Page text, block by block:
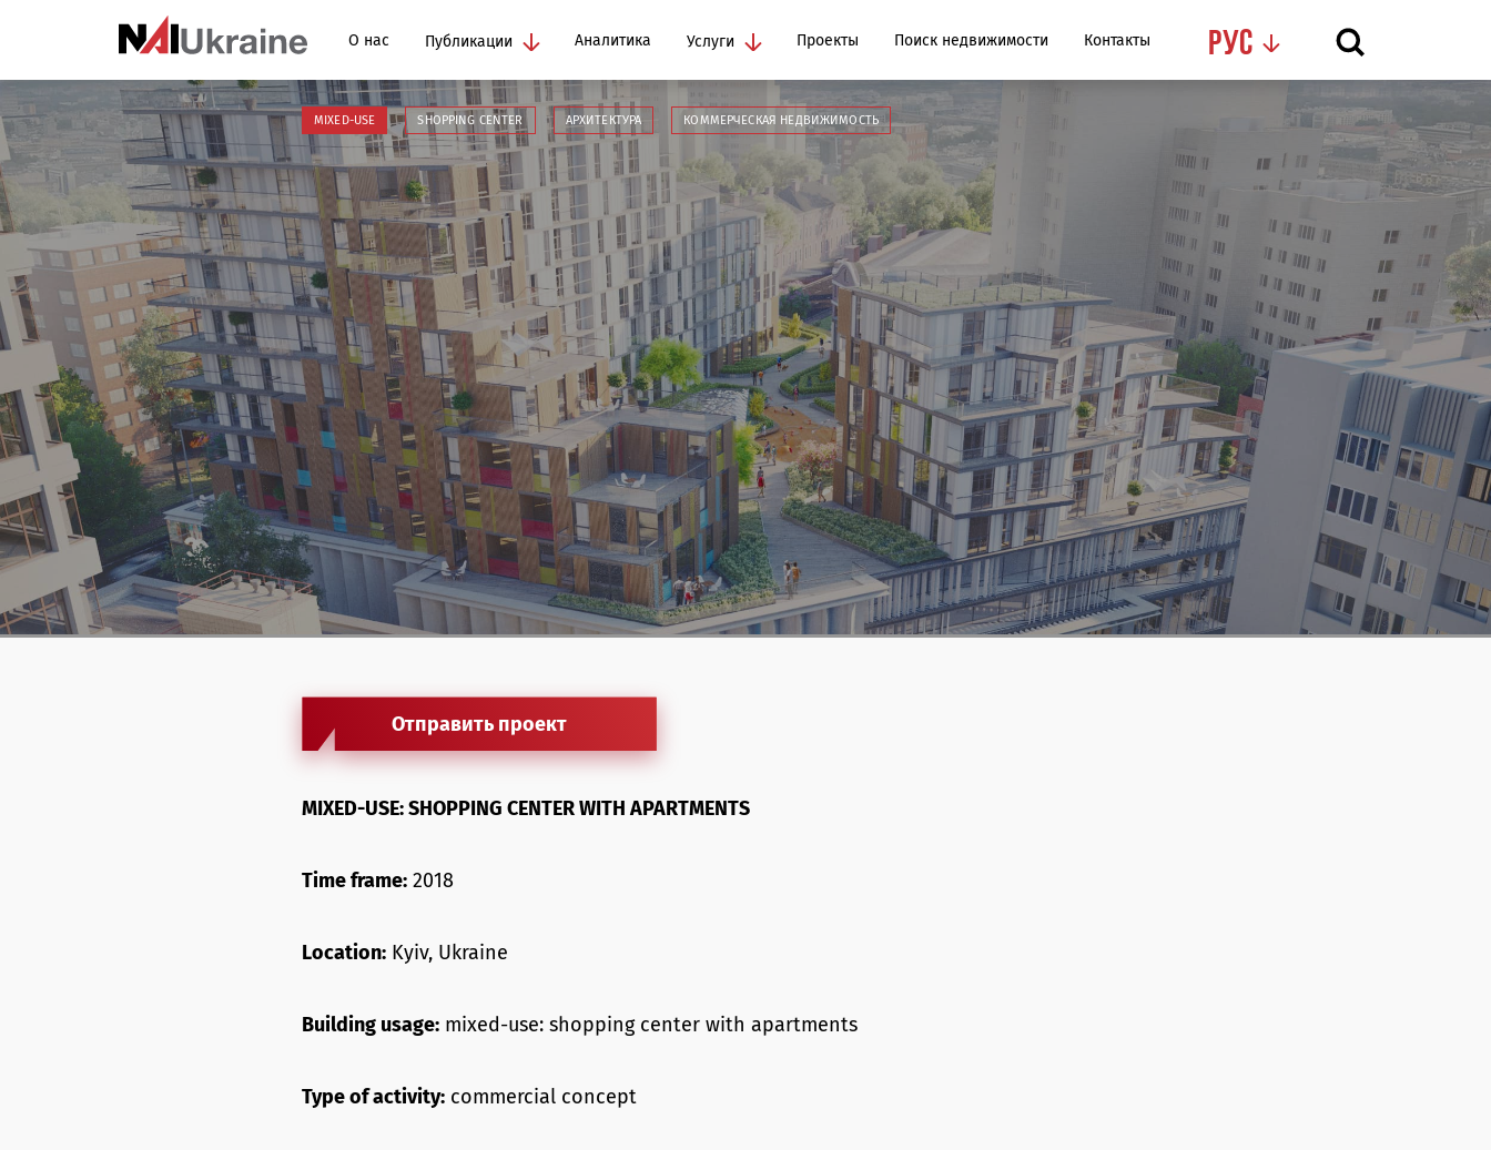
О нас Публикации Аналитика Услуги Проекты Поиск недвижимости Контакты Рус
MIXED-USE SHOPPING CENTER АРХИТЕКТУРА КОММЕРЧЕСКАЯ НЕДВИЖИМОСТЬ
Отправить проект
MIXED-USE: SHOPPING CENTER WITH APARTMENTS
Time frame: 2018
Location: Kyiv, Ukraine
Building usage: mixed-use: shopping center with apartments
Type of activity: commercial concept